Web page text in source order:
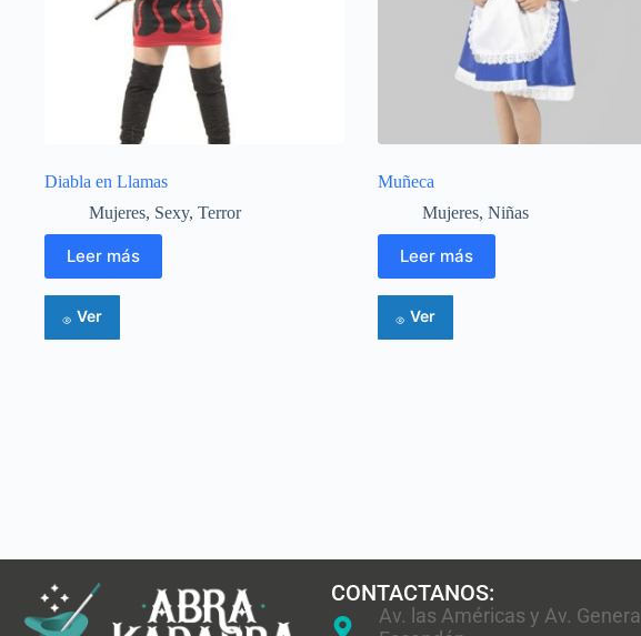
Diabla en Llamas
Mujeres, Sexy, Terror
Leer más
Ver
Muñeca
Mujeres, Niñas
Leer más
Ver
CONTACTANOS:
Av. las Américas y Av. General